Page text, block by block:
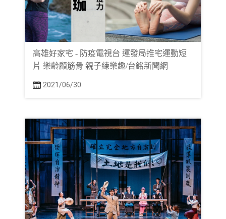
高雄好家宅 - 防疫電視台 運發局推宅運動短
片 樂齡顧筋骨 親子練樂趣/台銘新聞網
2021/06/30